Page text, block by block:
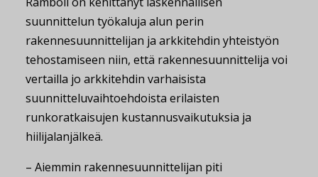
suunnittelun työkaluja alun perin
rakennesuunnittelijan ja arkkitehdin yhteistyön
tehostamiseen niin, että rakennesuunnittelija voi
vertailla jo arkkitehdin varhaisista
suunnitteluvaihtoehdoista erilaisten
runkoratkaisujen kustannusvaikutuksia ja
hiilijalanjälkeä.
– Aiemmin rakennesuunnittelijan piti